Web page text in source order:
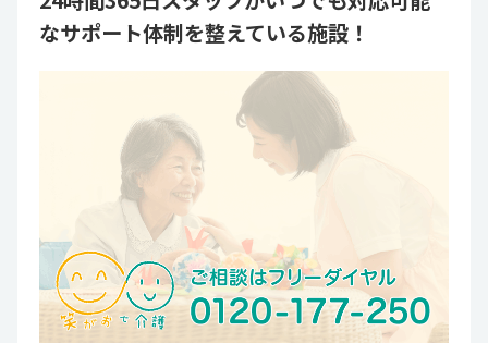
なサポート体制を整えている施設！